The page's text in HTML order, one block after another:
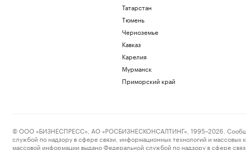
Татарстан
Тюмень
Черноземье
Кавказ
Карелия
Мурманск
Приморский край
© ООО «БИЗНЕСПРЕСС», АО «РОСБИЗНЕСКОНСАЛТИНГ», 1995–2026.
службой по надзору в сфере связи, информационных технологий и
массовой информации выдано Федеральной службой по надзору в сфере